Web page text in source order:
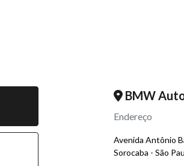
BMW
Endereço
Avenida Antônio
Sorocaba - São